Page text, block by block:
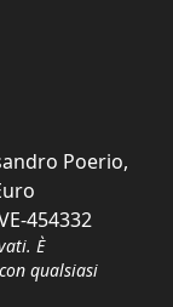
Poerio,
454332
È
qualsiasi